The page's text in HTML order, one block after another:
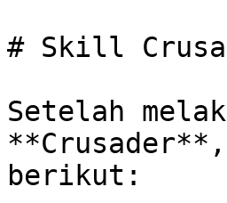
# Skill
Setelah
berikut: